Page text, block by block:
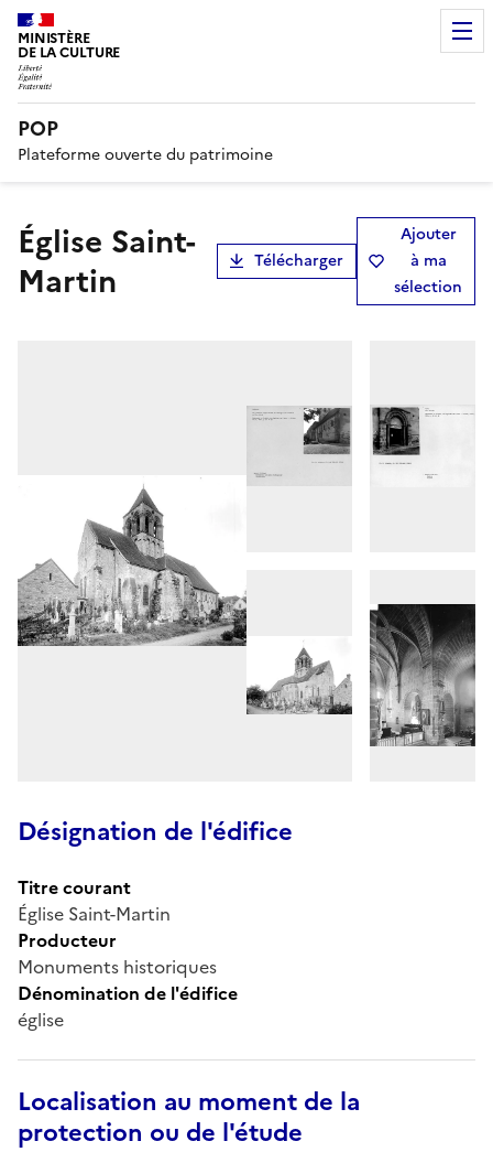
MINISTÈRE
DE LA CULTURE
POP
Plateforme ouverte du patrimoine
Église Saint-
Martin
Télécharger
Ajouter
à ma
sélection
Désignation de l'édifice
Titre courant
Église Saint-Martin
Producteur
Monuments historiques
Dénomination de l'édifice
église
Localisation au moment de la
protection ou de l'étude